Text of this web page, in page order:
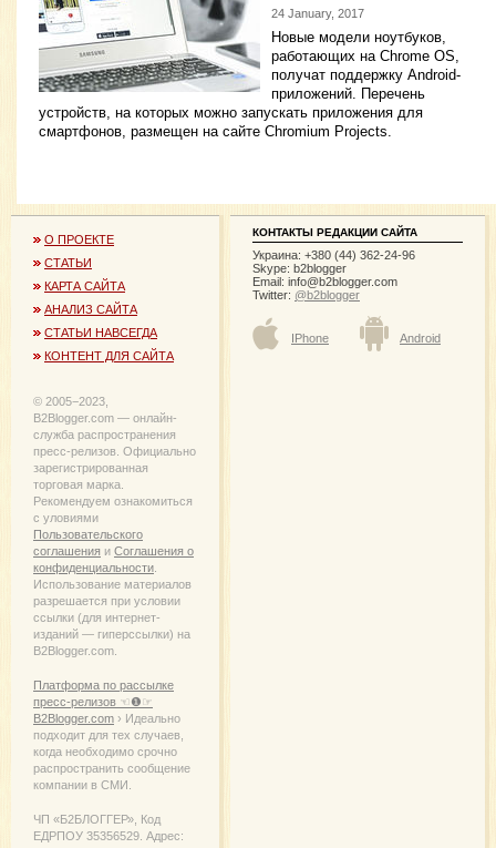
24 January, 2017
Новые модели ноутбуков,
работающих на Chrome OS,
получат поддержку Android-
приложений. Перечень
устройств, на которых можно запускать приложения для
смартфонов, размещен на сайте Chromium Projects.
О ПРОЕКТЕ
СТАТЬИ
КАРТА САЙТА
АНАЛИЗ САЙТА
СТАТЬИ НАВСЕГДА
КОНТЕНТ ДЛЯ САЙТА
© 2005−2023,
B2Blogger.com — онлайн-
служба распространения
пресс-релизов. Официально
зарегистрированная
торговая марка.
Рекомендуем ознакомиться
с уловиями
Пользовательского
соглашения и Соглашения о
конфиденциальности
Использование материалов
разрешается при условии
ссылки (для интернет-
изданий — гиперссылки) на
B2Blogger.com.
Платформа по рассылке
пресс-релизов ☜❶☞
B2Blogger.com › Идеально
подходит для тех случаев,
когда необходимо срочно
распространить сообщение
компании в СМИ.
ЧП «Б2БЛОГГЕР», Код
ЕДРПОУ 35356529. Адрес:
КОНТАКТЫ РЕДАКЦИИ САЙТА
Украина: +380 (44) 362-24-96
Skype: b2blogger
Email: info@b2blogger.com
Twitter: @b2blogger
IPhone Android